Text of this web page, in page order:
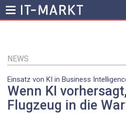
Inhalt
NEWS
Einsatz von KI in Business
Wenn KI
Flugzeug in die